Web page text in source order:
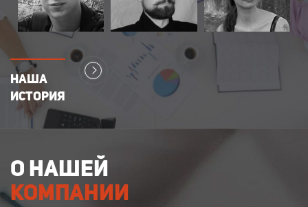
Наша
история
о нашей
компании